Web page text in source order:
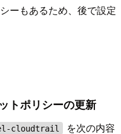
ーもあるため、後で設定
トポリシーの更新
cloudtrail
を次の内容